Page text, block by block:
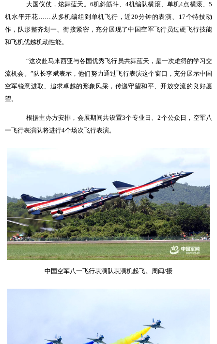
大国仪仗，炫舞蓝天。 6机斜筋斗、 4机编队横滚、单机4点横滚、5
机水平开花…… 从多机编组到单机飞行，近20分钟的表演、 17个特技动
作，队形整齐划一、衔接紧密，充分展现了中国空军飞行员过硬飞行技能
和飞机优越机动性能。
“这次赴马来西亚与各国优秀飞行员共舞蓝天，是一次难得的学习交
流机会。 ”队长李斌表示，他们努力通过飞行表演这个窗口，充分展示中国
空军锐意进取、追求卓越的形象风采，传递守望和平、开放交流的良好愿
望。
根据主办方安排，会展期间共设置3个专业日、2个公众日，空军八
一飞行表演队将进行4个场次飞行表演。
中国空军八一飞行表演队表演机起飞。周闽/摄